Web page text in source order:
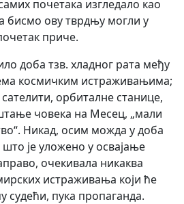
почетака изгледало као
бисмо ову тврдњу могли у
приче.
доба тзв. хладног рата међу
космичким истраживањима;
орбиталне станице,
човека на Месец, „мали
Никад, осим можда у доба
је уложено у освајање
очекивала никаква
истраживања који ће
судећи, пука пропаганда.